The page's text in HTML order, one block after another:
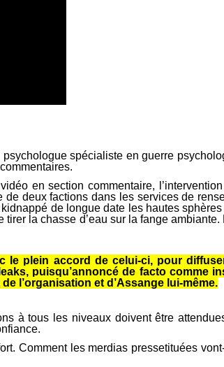
spécialiste en guerre
en section commentaire,
deux factions dans les services de
de longue date les hautes
la chasse d’eau sur la fange ambiante.
le plein accord de celui-ci, pour
puisqu’annoncé de facto comme
l’organisation et d’Assange lui-même.
à tous les niveaux doivent être
Comment les merdias pressetituées